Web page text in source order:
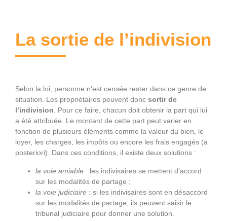
La sortie de l’indivision
Selon la loi, personne n’est censée rester dans ce genre de
situation. Les propriétaires peuvent donc sortir de
l’indivision . Pour ce faire, chacun doit obtenir la part qui lui
a été attribuée. Le montant de cette part peut varier en
fonction de plusieurs éléments comme la valeur du bien, le
loyer, les charges, les impôts ou encore les frais engagés (a
posteriori). Dans ces conditions, il existe deux solutions :
la voie amiable : les indivisaires se mettent d’accord
sur les modalités de partage ;
la voie judiciaire : si les indivisaires sont en désaccord
sur les modalités de partage, ils peuvent saisir le
tribunal judiciaire pour donner une solution.